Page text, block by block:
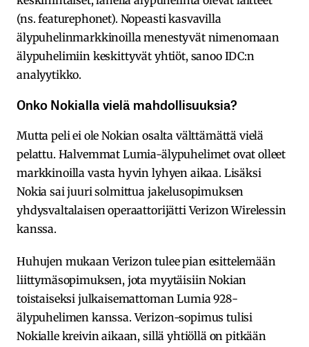
(ns. featurephonet). Nopeasti kasvavilla
älypuhelinmarkkinoilla menestyvät nimenomaan
älypuhelimiin keskittyvät yhtiöt, sanoo IDC:n
analyytikko.
Onko Nokialla vielä mahdollisuuksia?
Mutta peli ei ole Nokian osalta välttämättä vielä
pelattu. Halvemmat Lumia-älypuhelimet ovat olleet
markkinoilla vasta hyvin lyhyen aikaa. Lisäksi
Nokia sai juuri solmittua jakelusopimuksen
yhdysvaltalaisen operaattorijätti Verizon Wirelessin
kanssa.
Huhujen mukaan Verizon tulee pian esittelemään
liittymäsopimuksen, jota myytäisiin Nokian
toistaiseksi julkaisemattoman Lumia 928-
älypuhelimen kanssa. Verizon-sopimus tulisi
Nokialle kreivin aikaan, sillä yhtiöllä on pitkään